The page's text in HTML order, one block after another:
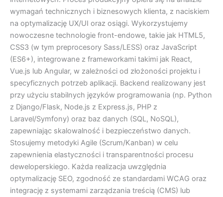
wymagań technicznych i biznesowych klienta, z naciskiem
na optymalizację UX/UI oraz osiągi. Wykorzystujemy
nowoczesne technologie front-endowe, takie jak HTML5,
CSS3 (w tym preprocesory Sass/LESS) oraz JavaScript
(ES6+), integrowane z frameworkami takimi jak React,
Vue.js lub Angular, w zależności od złożoności projektu i
specyficznych potrzeb aplikacji. Backend realizowany jest
przy użyciu stabilnych języków programowania (np. Python
z Django/Flask, Node.js z Express.js, PHP z
Laravel/Symfony) oraz baz danych (SQL, NoSQL),
zapewniając skalowalność i bezpieczeństwo danych.
Stosujemy metodyki Agile (Scrum/Kanban) w celu
zapewnienia elastyczności i transparentności procesu
deweloperskiego. Każda realizacja uwzględnia
optymalizację SEO, zgodność ze standardami WCAG oraz
integrację z systemami zarządzania treścią (CMS) lub